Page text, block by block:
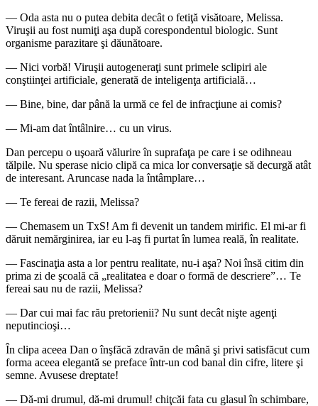
― Oda asta nu o putea debita decât o fetiţă visătoare, Melissa.
Viruşii au fost numiţi aşa după corespondentul biologic. Sunt
organisme parazitare şi dăunătoare.
― Nici vorbă! Viruşii autogeneraţi sunt primele sclipiri ale
conştiinţei artificiale, generată de inteligenţa artificială…
― Bine, bine, dar până la urmă ce fel de infracţiune ai comis?
― Mi-am dat întâlnire… cu un virus.
Dan percepu o uşoară vălurire în suprafaţa pe care i se odihneau
tălpile. Nu sperase nicio clipă ca mica lor conversaţie să decurgă atât
de interesant. Aruncase nada la întâmplare…
― Te fereai de razii, Melissa?
― Chemasem un TxS! Am fi devenit un tandem mirific. El mi-ar fi
dăruit nemărginirea, iar eu l-aş fi purtat în lumea reală, în realitate.
― Fascinaţia asta a lor pentru realitate, nu-i aşa? Noi însă citim din
prima zi de şcoală că „realitatea e doar o formă de descriere”… Te
fereai sau nu de razii, Melissa?
― Dar cui mai fac rău pretorienii? Nu sunt decât nişte agenţi
neputincioşi…
În clipa aceea Dan o înşfăcă zdravăn de mână şi privi satisfăcut cum
forma aceea elegantă se preface într-un cod banal din cifre, litere şi
semne. Avusese dreptate!
― Dă-mi drumul, dă-mi drumul! chiţcăi fata cu glasul în schimbare,